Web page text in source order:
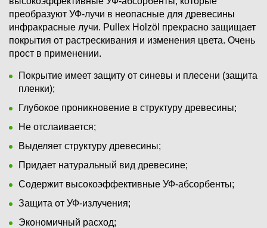
преобразуют УФ-лучи в неопасные для древесины
инфракрасные лучи. Pullex Holzöl прекрасно защищает
покрытия от растрескивания и изменения цвета. Очень
прост в применении.
Покрытие имеет защиту от синевы и плесени (защита
пленки);
Глубокое проникновение в структуру древесины;
Не отслаивается;
Выделяет структуру древесины;
Придает натуральный вид древесине;
Содержит высокоэффективные УФ-абсорбенты;
Защита от УФ-излучения;
Экономичный расход;